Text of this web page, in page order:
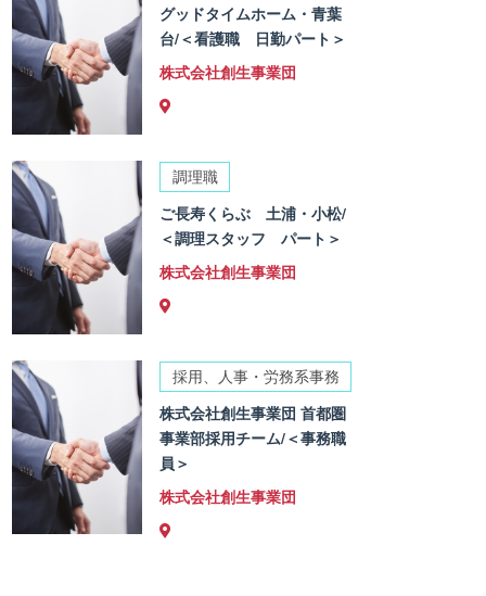
グッドタイムホーム・青葉
台/＜看護職 日勤パート＞
株式会社創生事業団
調理職
ご長寿くらぶ 土浦・小松/
＜調理スタッフ パート＞
株式会社創生事業団
採用、人事・労務系事務
株式会社創生事業団 首都圏
事業部採用チーム/＜事務職
員＞
株式会社創生事業団